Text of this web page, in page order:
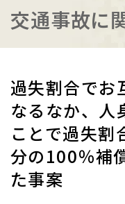
交通事故に
過失割合でお
なるなか、人
ことで過失割
分の100％補
た事案